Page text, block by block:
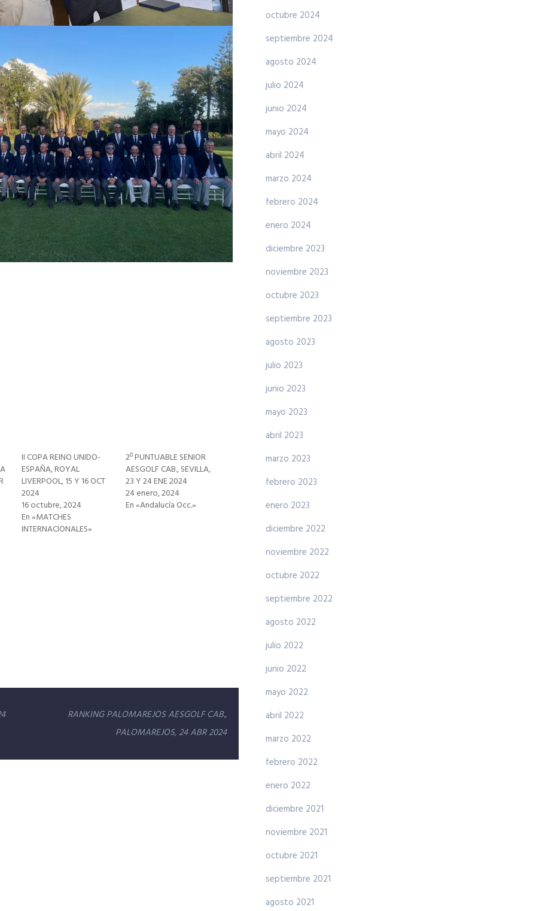
II COPA REINO UNIDO-
ESPAÑA, ROYAL
LIVERPOOL, 15 Y 16 OCT
2024
16 octubre, 2024
En «MATCHES
INTERNACIONALES»
2º PUNTUABLE SENIOR
AESGOLF CAB., SEVILLA,
23 Y 24 ENE 2024
24 enero, 2024
En «Andalucía Occ.»
RANKING PALOMAREJOS AESGOLF CAB.,
PALOMAREJOS, 24 ABR 2024
octubre 2024
septiembre 2024
agosto 2024
julio 2024
junio 2024
mayo 2024
abril 2024
marzo 2024
febrero 2024
enero 2024
diciembre 2023
noviembre 2023
octubre 2023
septiembre 2023
agosto 2023
julio 2023
junio 2023
mayo 2023
abril 2023
marzo 2023
febrero 2023
enero 2023
diciembre 2022
noviembre 2022
octubre 2022
septiembre 2022
agosto 2022
julio 2022
junio 2022
mayo 2022
abril 2022
marzo 2022
febrero 2022
enero 2022
diciembre 2021
noviembre 2021
octubre 2021
septiembre 2021
agosto 2021